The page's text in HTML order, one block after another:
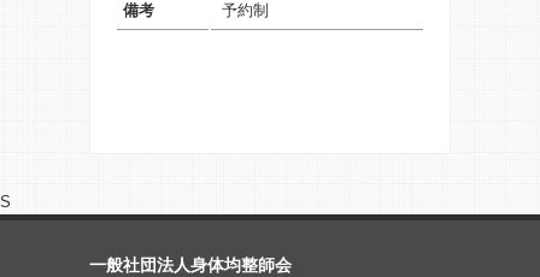
備考 予約制
S
一般社団法人身体均整師会